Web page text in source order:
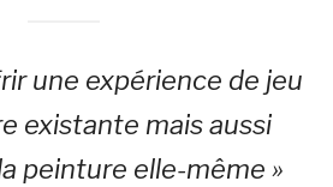
une expérience de jeu
existante mais aussi
peinture elle-même »